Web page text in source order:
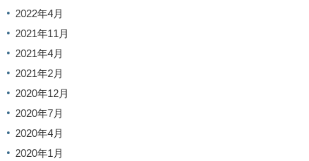
2022年4月
2021年11月
2021年4月
2021年2月
2020年12月
2020年7月
2020年4月
2020年1月